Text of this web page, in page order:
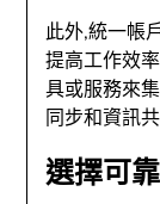
此外,統一帳
提高工作效
具或服務來
同步和資訊
選擇可